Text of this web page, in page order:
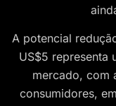
A potencial
US$5 representa
mercado, com
consumidores,